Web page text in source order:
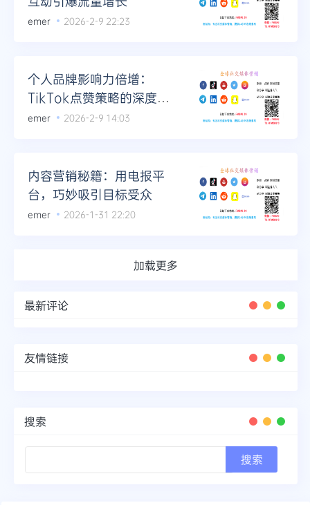
emer 2026-2-9 22:23
个人品牌影响力倍增：
TikTok点赞策略的深度布
局与展望
emer 2026-2-9 14:03
内容营销秘籍：用电报平
台，巧妙吸引目标受众
emer 2026-1-31 22:20
加载更多
最新评论
友情链接
搜索